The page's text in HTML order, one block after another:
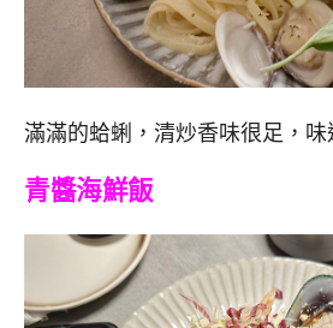
滿滿的蛤蜊，清炒香味很足，味
青醬海鮮飯